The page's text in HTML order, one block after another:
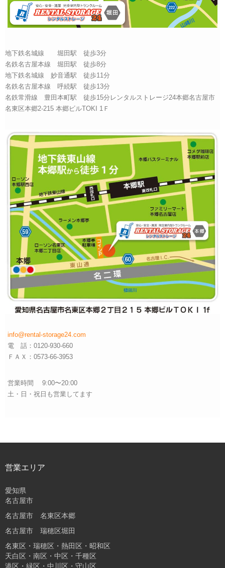
地下鉄名城線 堀田駅 徒歩3分
名鉄名古屋本線 堀田駅 徒歩8分
地下鉄名城線 妙音通駅 徒歩11分
名鉄名古屋本線 呼続駅 徒歩13分
名鉄常滑線 豊田本町駅 徒歩15分レンタルストレージ24本郷名古屋市
名東区本郷2-215 本郷ビルTOKI 1Ｆ
info@rental-storage24.com
電 話：0120-930-660
ＦＡＸ：0573-66-3953
営業時間 9:00〜20:00
土・日・祝日も営業してます
営業エリア
愛知県
名古屋市
名古屋市 名東区本郷
名古屋市 瑞穂区堀田
名東区・瑞穂区・熱田区・昭和区
天白区・南区・中区・千種区
港区・緑区・中川区・守山区